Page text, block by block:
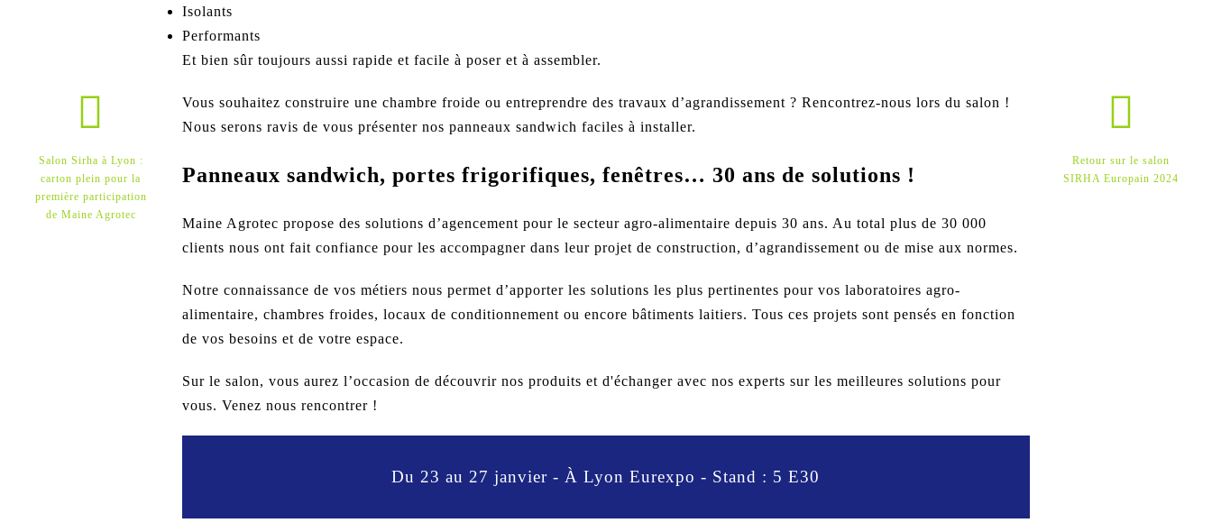
Isolants
Performants
Et bien sûr toujours aussi rapide et facile à poser et à assembler.
Vous souhaitez construire une chambre froide ou entreprendre des travaux d’agrandissement ? Rencontrez-nous lors du salon !
Nous serons ravis de vous présenter nos panneaux sandwich faciles à installer.
Panneaux sandwich, portes frigorifiques, fenêtres… 30 ans de solutions !
Maine Agrotec propose des solutions d’agencement pour le secteur agro-alimentaire depuis 30 ans. Au total plus de 30 000
clients nous ont fait confiance pour les accompagner dans leur projet de construction, d’agrandissement ou de mise aux normes.
Notre connaissance de vos métiers nous permet d’apporter les solutions les plus pertinentes pour vos laboratoires agro-
alimentaire, chambres froides, locaux de conditionnement ou encore bâtiments laitiers. Tous ces projets sont pensés en fonction
de vos besoins et de votre espace.
Sur le salon, vous aurez l’occasion de découvrir nos produits et d'échanger avec nos experts sur les meilleures solutions pour
vous. Venez nous rencontrer !
Du 23 au 27 janvier - À Lyon Eurexpo - Stand : 5 E30
Salon Sirha à Lyon :
carton plein pour la
première participation
de Maine Agrotec
Retour sur le salon
SIRHA Europain 2024